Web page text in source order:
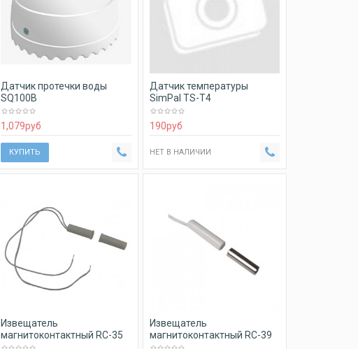
Датчик протечки воды
SQ100B
1,079руб
КУПИТЬ
Датчик температуры
SimPal TS-T4
190руб
НЕТ В НАЛИЧИИ
Извещатель
магнитоконтактный RC-35
Извещатель
магнитоконтактный RC-39